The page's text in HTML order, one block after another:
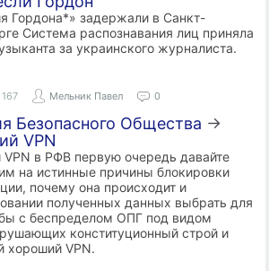
Гордона*» задержали в Санкт-
Система распознавания лиц приняла
за украинского журналиста.
167 Мельник Павел 0
Безопасного Общества →
VPN
в РФВ первую очередь давайте
на истинные причины блокировки
почему она происходит и
полученных данных выбрать для
с беспределом ОПГ под видом
конституционный строй и
хороший VPN.